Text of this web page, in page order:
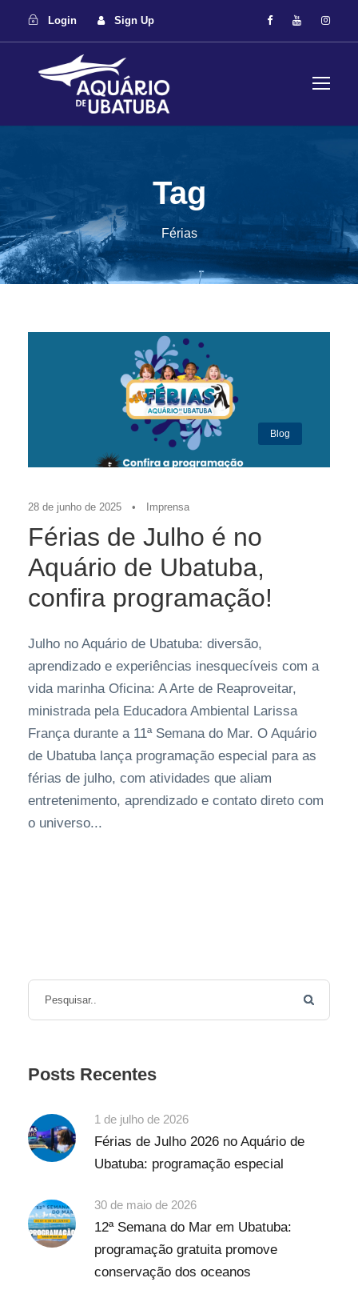
Login Sign Up
Tag
Férias
Blog
28 de junho de 2025 • Imprensa
Férias de Julho é no
Aquário de Ubatuba,
confira programação!
Julho no Aquário de Ubatuba: diversão,
aprendizado e experiências inesquecíveis com a
vida marinha Oficina: A Arte de Reaproveitar,
ministrada pela Educadora Ambiental Larissa
França durante a 11ª Semana do Mar. O Aquário
de Ubatuba lança programação especial para as
férias de julho, com atividades que aliam
entretenimento, aprendizado e contato direto com
o universo...
Posts Recentes
1 de julho de 2026
Férias de Julho 2026 no Aquário de
Ubatuba: programação especial
30 de maio de 2026
12ª Semana do Mar em Ubatuba:
programação gratuita promove
conservação dos oceanos